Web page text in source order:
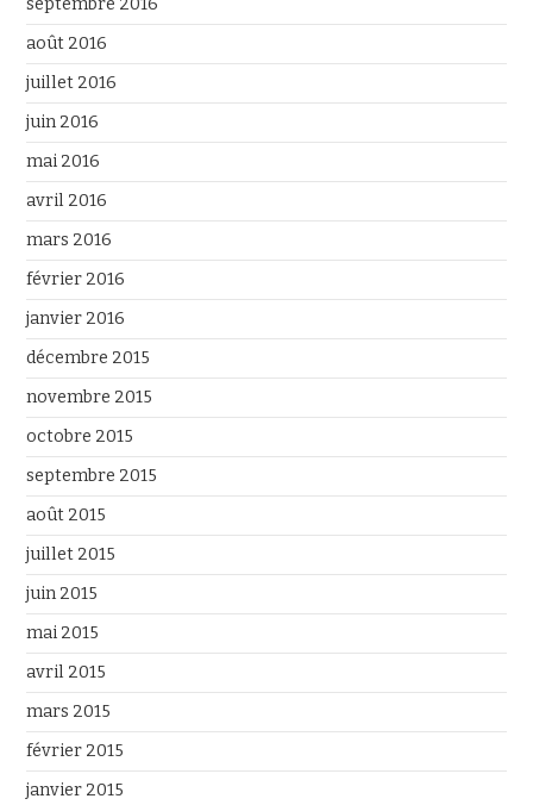
septembre 2016
août 2016
juillet 2016
juin 2016
mai 2016
avril 2016
mars 2016
février 2016
janvier 2016
décembre 2015
novembre 2015
octobre 2015
septembre 2015
août 2015
juillet 2015
juin 2015
mai 2015
avril 2015
mars 2015
février 2015
janvier 2015